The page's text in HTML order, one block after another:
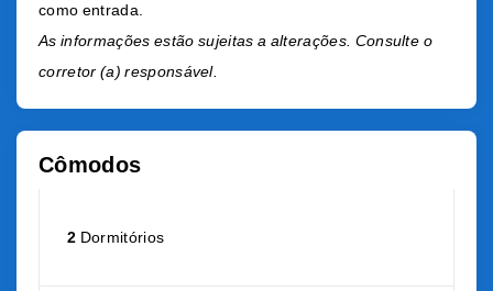
como entrada.
As informações estão sujeitas a alterações. Consulte o
corretor (a) responsável.
Cômodos
2 Dormitórios